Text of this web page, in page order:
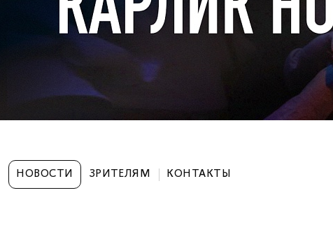
НОВОСТИ ЗРИТЕЛЯМ КОНТАКТЫ